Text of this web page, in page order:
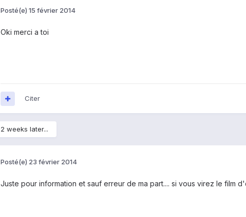
Posté(e) 15 février 2014
Oki merci a toi
Citer
2 weeks later...
Posté(e) 23 février 2014
Juste pour information et sauf erreur de ma part.... si vous virez le film